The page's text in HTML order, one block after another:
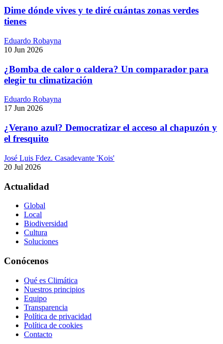
Dime dónde vives y te diré cuántas zonas verdes
tienes
Eduardo Robayna
10 Jun 2026
¿Bomba de calor o caldera? Un comparador para
elegir tu climatización
Eduardo Robayna
17 Jun 2026
¿Verano azul? Democratizar el acceso al chapuzón y
el fresquito
José Luis Fdez. Casadevante 'Kois'
20 Jul 2026
Actualidad
Global
Local
Biodiversidad
Cultura
Soluciones
Conócenos
Qué es Climática
Nuestros principios
Equipo
Transparencia
Política de privacidad
Política de cookies
Contacto